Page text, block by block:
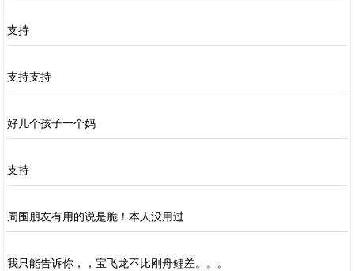
支持
支持支持
好几个孩子一个妈
支持
周围朋友有用的说是脆！本人没用过
我只能告诉你，，宝飞龙不比刚舟鲤差。。。